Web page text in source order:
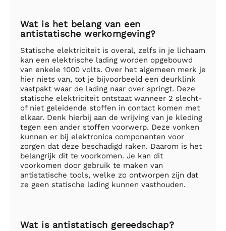
Wat is het belang van een
antistatische werkomgeving?
Statische elektriciteit is overal, zelfs in je lichaam
kan een elektrische lading worden opgebouwd
van enkele 1000 volts. Over het algemeen merk je
hier niets van, tot je bijvoorbeeld een deurklink
vastpakt waar de lading naar over springt. Deze
statische elektriciteit ontstaat wanneer 2 slecht-
of niet geleidende stoffen in contact komen met
elkaar. Denk hierbij aan de wrijving van je kleding
tegen een ander stoffen voorwerp. Deze vonken
kunnen er bij elektronica componenten voor
zorgen dat deze beschadigd raken. Daarom is het
belangrijk dit te voorkomen. Je kan dit
voorkomen door gebruik te maken van
antistatische tools, welke zo ontworpen zijn dat
ze geen statische lading kunnen vasthouden.
Wat is antistatisch gereedschap?